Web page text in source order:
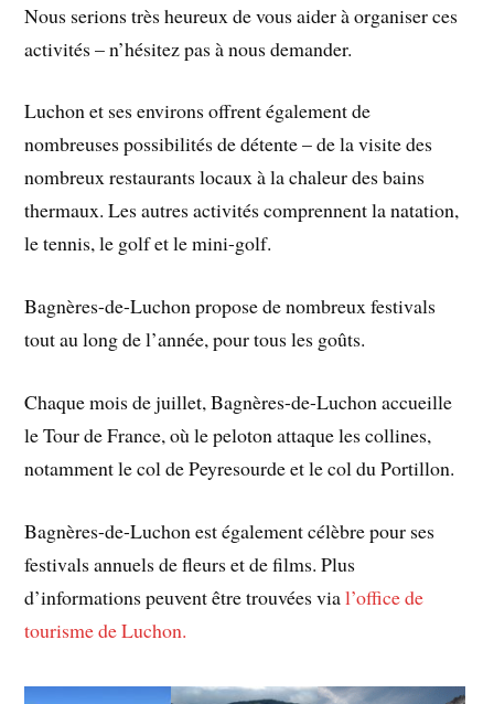
Nous serions très heureux de vous aider à organiser ces
activités – n’hésitez pas à nous demander.
Luchon et ses environs offrent également de
nombreuses possibilités de détente – de la visite des
nombreux restaurants locaux à la chaleur des bains
thermaux. Les autres activités comprennent la natation,
le tennis, le golf et le mini-golf.
Bagnères-de-Luchon propose de nombreux festivals
tout au long de l’année, pour tous les goûts.
Chaque mois de juillet, Bagnères-de-Luchon accueille
le Tour de France, où le peloton attaque les collines,
notamment le col de Peyresourde et le col du Portillon.
Bagnères-de-Luchon est également célèbre pour ses
festivals annuels de fleurs et de films. Plus
d’informations peuvent être trouvées vial’office de
tourisme de Luchon.